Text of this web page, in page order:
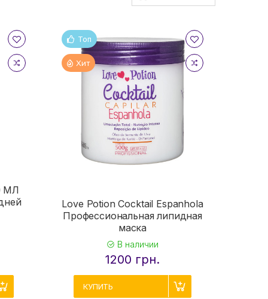
МЛ
Топ
Хит
Love Potion Cocktail Espanhola
Профессиональная липидная
маска
В наличии
1200 грн.
КУПИТЬ